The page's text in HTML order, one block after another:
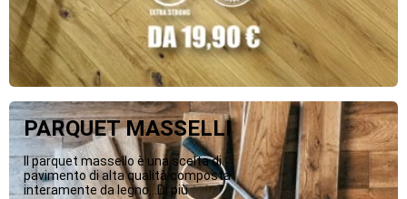
PARQUET MASSELLI
Il parquet massello è una scelta di
pavimento di alta qualità composta
interamente da legno...Di più